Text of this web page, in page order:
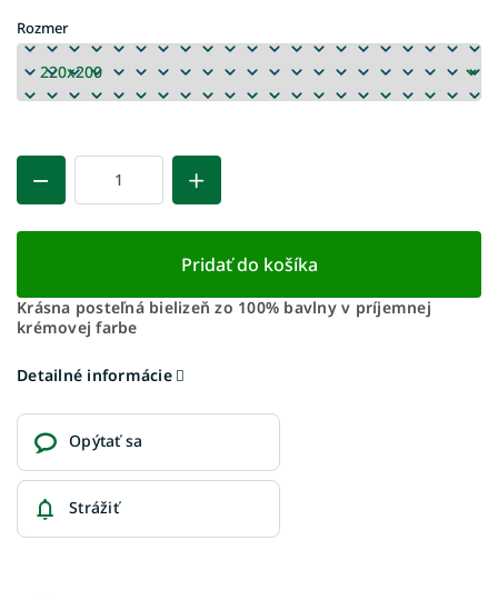
Rozmer
Pridať do košíka
Krásna posteľná bielizeň zo 100% bavlny v príjemnej
krémovej farbe
Detailné informácie
Opýtať sa
Strážiť